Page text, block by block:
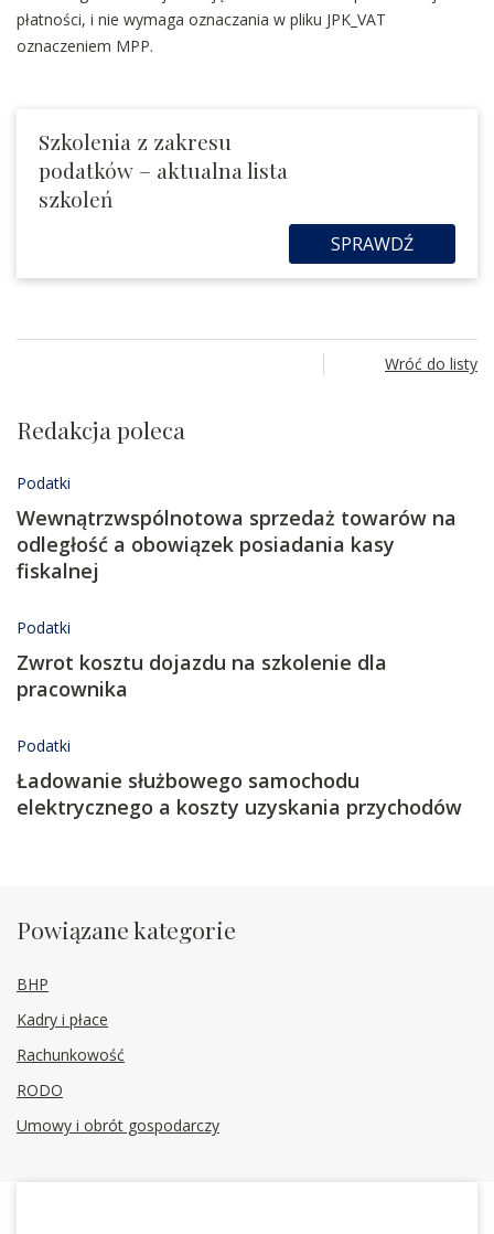
płatności, i nie wymaga oznaczania w pliku JPK_VAT
oznaczeniem MPP.
Szkolenia z zakresu
podatków – aktualna lista
szkoleń
SPRAWDŹ
Wróć do listy
Redakcja poleca
Podatki
Wewnątrzwspólnotowa sprzedaż towarów na
odległość a obowiązek posiadania kasy
fiskalnej
Podatki
Zwrot kosztu dojazdu na szkolenie dla
pracownika
Podatki
Ładowanie służbowego samochodu
elektrycznego a koszty uzyskania przychodów
Powiązane kategorie
BHP
Kadry i płace
Rachunkowość
RODO
Umowy i obrót gospodarczy